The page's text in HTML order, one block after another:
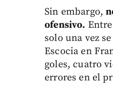
Sin embargo,
ofensivo.
solo una vez
Escocia en
goles, cuatro
errores en el